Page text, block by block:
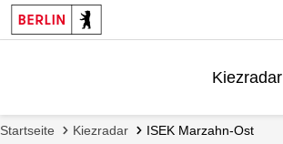
Kiezradar
FAQ & Support
Startseite Kiezradar ISEK Marzahn-Ost